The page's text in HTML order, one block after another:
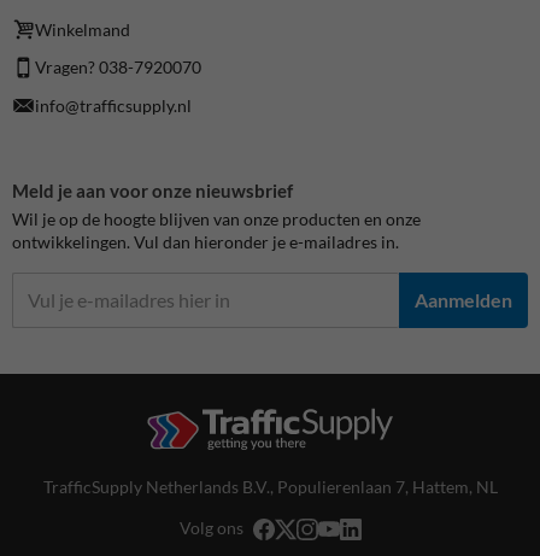
Winkelmand
Vragen? 038-7920070
info@trafficsupply.nl
Meld je aan voor onze nieuwsbrief
Wil je op de hoogte blijven van onze producten en onze
ontwikkelingen. Vul dan hieronder je e-mailadres in.
Aanmelden
TrafficSupply Netherlands B.V., Populierenlaan 7, Hattem, NL
Volg ons